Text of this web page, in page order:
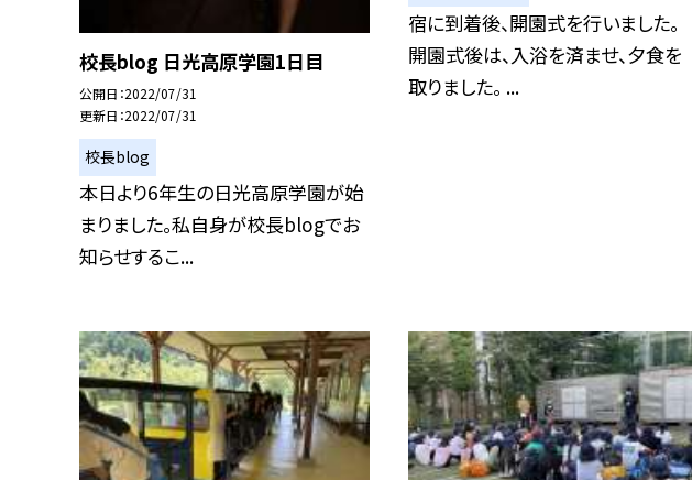
校長blog 日光高原学園1日目
公開日 2022/07/31
更新日 2022/07/31
校長blog
本日より6年生の日光高原学園が始
まりました。私自身が校長blogでお
知らせするこ...
宿に到着後、開園式を行いました。
開園式後は、入浴を済ませ、夕食を
取りました。 ...